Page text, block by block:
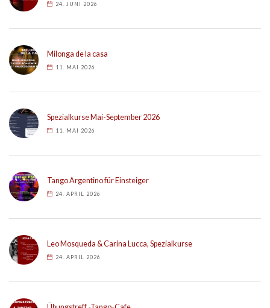
24. JUNI 2026
Milonga de la casa
11. MAI 2026
Spezialkurse Mai-September 2026
11. MAI 2026
Tango Argentino für Einsteiger
24. APRIL 2026
Leo Mosqueda & Carina Lucca, Spezialkurse
24. APRIL 2026